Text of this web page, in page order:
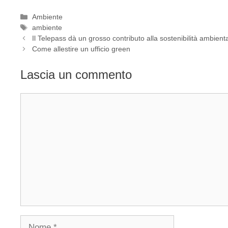
Categorie
Ambiente
Tag
ambiente
Il Telepass dà un grosso contributo alla sostenibilità
Come allestire un ufficio green
Lascia un commento
Nome